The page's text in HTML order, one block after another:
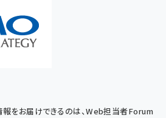
をお届けできるのは、Web担当者Forum